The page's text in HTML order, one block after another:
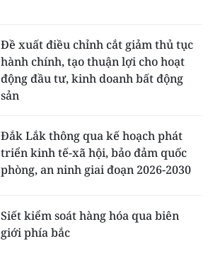
Đề xuất điều chỉnh cắt giảm thủ tục
hành chính, tạo thuận lợi cho hoạt
động đầu tư, kinh doanh bất động
sản
Đắk Lắk thông qua kế hoạch phát
triển kinh tế-xã hội, bảo đảm quốc
phòng, an ninh giai đoạn 2026-2030
Siết kiểm soát hàng hóa qua biên
giới phía bắc